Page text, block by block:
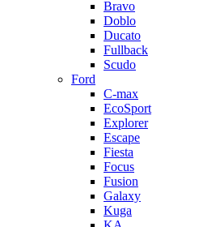
Bravo
Doblo
Ducato
Fullback
Scudo
Ford
C-max
EcoSport
Explorer
Escape
Fiesta
Focus
Fusion
Galaxy
Kuga